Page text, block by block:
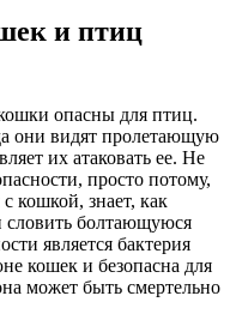
и птиц
опасны для птиц.
они видят пролетающую
их атаковать ее. Не
просто потому,
кошкой, знает, как
болтающуюся
является бактерия
кошек и безопасна для
может быть смертельно